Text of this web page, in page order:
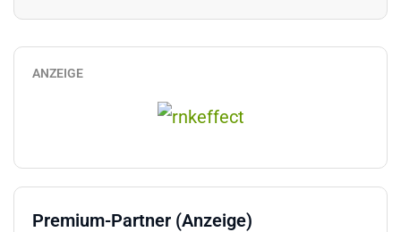
ANZEIGE
Premium-Partner (Anzeige)